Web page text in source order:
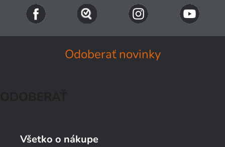
Odoberať novinky
Všetko o nákupe